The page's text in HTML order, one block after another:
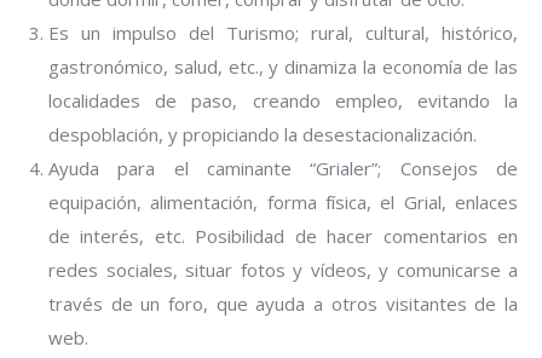
Es un impulso del Turismo; rural, cultural, histórico,
gastronómico, salud, etc., y dinamiza la economía de las
localidades de paso, creando empleo, evitando la
despoblación, y propiciando la desestacionalización.
Ayuda para el caminante “Grialer”; Consejos de
equipación, alimentación, forma física, el Grial, enlaces
de interés, etc. Posibilidad de hacer comentarios en
redes sociales, situar fotos y vídeos, y comunicarse a
través de un foro, que ayuda a otros visitantes de la
web.